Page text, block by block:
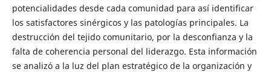
potencialidades desde cada comunidad para así identificar
los satisfactores sinérgicos y las patologías principales. La
destrucción del tejido comunitario, por la desconfianza y la
falta de coherencia personal del liderazgo. Esta información
se analizó a la luz del plan estratégico de la organización y